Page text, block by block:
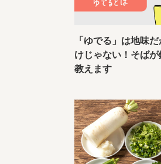
「ゆでる」は地味
けじゃない！そば
教えます